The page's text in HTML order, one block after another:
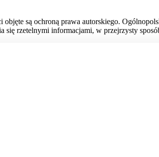
są ochroną prawa autorskiego.
się rzetelnymi informacjami, w przejrzysty